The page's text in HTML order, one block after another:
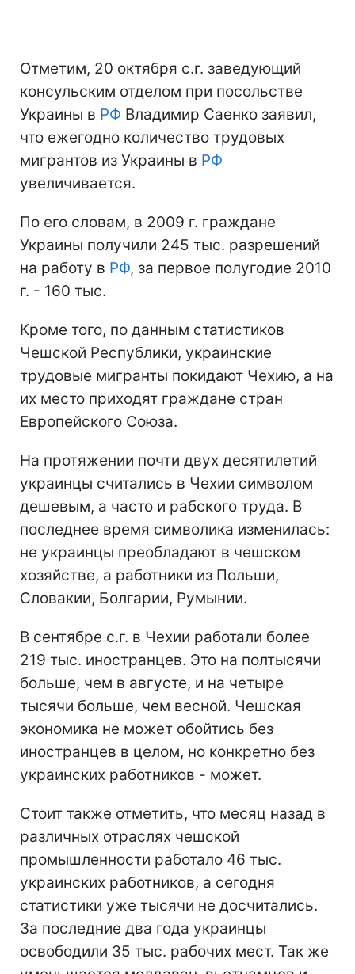
Отметим, 20 октября с.г. заведующий
консульским отделом при посольстве
Украины в РФ Владимир Саенко заявил,
что ежегодно количество трудовых
мигрантов из Украины в РФ
увеличивается.
По его словам, в 2009 г. граждане
Украины получили 245 тыс. разрешений
на работу в РФ, за первое полугодие 2010
г. - 160 тыс.
Кроме того, по данным статистиков
Чешской Республики, украинские
трудовые мигранты покидают Чехию, а на
их место приходят граждане стран
Европейского Союза.
На протяжении почти двух десятилетий
украинцы считались в Чехии символом
дешевым, а часто и рабского труда. В
последнее время символика изменилась:
не украинцы преобладают в чешском
хозяйстве, а работники из Польши,
Словакии, Болгарии, Румынии.
В сентябре с.г. в Чехии работали более
219 тыс. иностранцев. Это на полтысячи
больше, чем в августе, и на четыре
тысячи больше, чем весной. Чешская
экономика не может обойтись без
иностранцев в целом, но конкретно без
украинских работников - может.
Стоит также отметить, что месяц назад в
различных отраслях чешской
промышленности работало 46 тыс.
украинских работников, а сегодня
статистики уже тысячи не досчитались.
За последние два года украинцы
освободили 35 тыс. рабочих мест. Так же